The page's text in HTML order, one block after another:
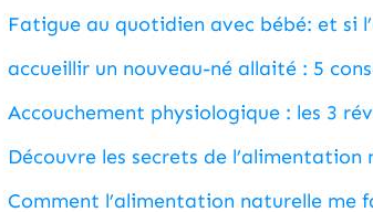
Fatigue au quotidien avec bébé: et si
accueillir un nouveau-né allaité : 5
Accouchement physiologique : les 3
Découvre les secrets de
Comment l’alimentation naturelle me